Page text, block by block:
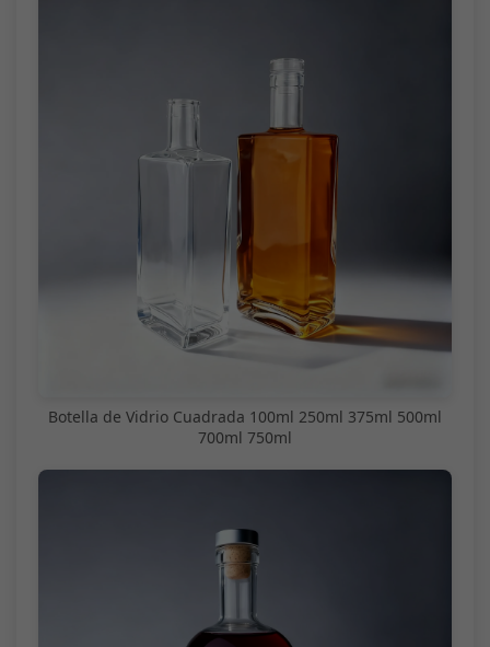
Botella de Vidrio Cuadrada 100ml 250ml 375ml 500ml
700ml 750ml